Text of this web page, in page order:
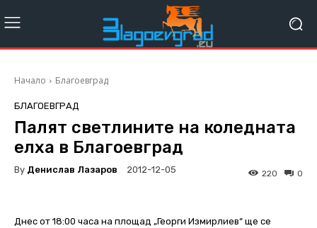
Начало Благоевград
БЛАГОЕВГРАД
Палят светлините на коледната
елха в Благоевград
By Денислав Лазаров 2012-12-05 0
220
Днес от 18:00 часа на площад „Георги Измирлиев“ ще се